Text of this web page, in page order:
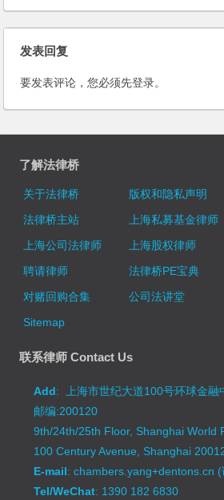
续有效？
代表？
发表回复
要发表评论，您必须先登录。
了解法律桥
关于法律桥 版权和隐私声明
法律桥主站
上海私募基金律师
上海公司法律师
上海股权律师
聘请律师
法律桥PE宝典
对赌回购合集
公司法讲堂
Sitemap
联系律师 Contact Us
Add: 上海市世纪大道100号环球金融
邮编:200120
9th/24th/25th Floor, Shanghai World
100 Century Avenue, Shanghai
E-mail: chambers.yang+dentons.cn (
Tel/WeChat: 1390 182 6830